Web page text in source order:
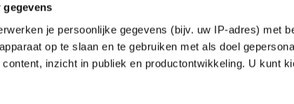
je persoonlijke gegevens (bijv. uw IP-adres) met
op te slaan en te gebruiken met als doel
inzicht in publiek en productontwikkeling. U kunt